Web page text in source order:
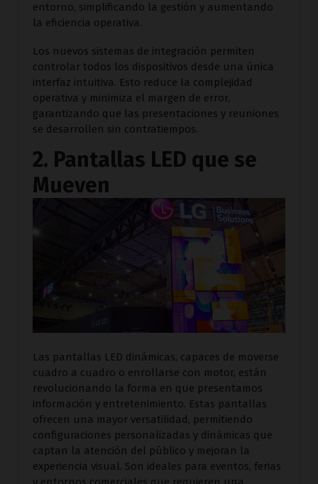
entorno, simplificando la gestión y aumentando
la eficiencia operativa.
Los nuevos sistemas de integración permiten
controlar todos los dispositivos desde una única
interfaz intuitiva. Esto reduce la complejidad
operativa y minimiza el margen de error,
garantizando que las presentaciones y reuniones
se desarrollen sin contratiempos.
2. Pantallas LED que se
Mueven
Las pantallas LED dinámicas, capaces de moverse
cuadro a cuadro o enrollarse con motor, están
revolucionando la forma en que presentamos
información y entretenimiento. Estas pantallas
ofrecen una mayor versatilidad, permitiendo
configuraciones personalizadas y dinámicas que
captan la atención del público y mejoran la
experiencia visual. Son ideales para eventos, ferias